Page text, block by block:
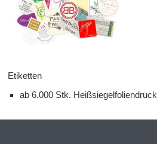
Etiketten
ab 6.000 Stk. Heißsiegelfoliendruck